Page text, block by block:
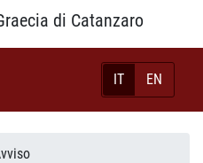
di Catanzaro
IT EN